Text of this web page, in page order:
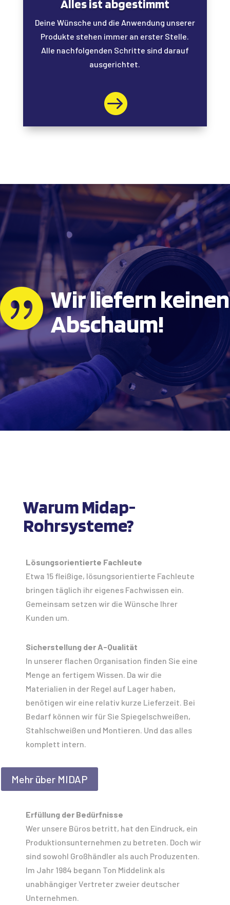
Alles ist abgestimmt
Deine Wünsche und die Anwendung unserer
Produkte stehen immer an erster Stelle.
Alle nachfolgenden Schritte sind darauf
ausgerichtet.

 Wir liefern keinen
Abschaum!
Warum Midap-
Rohrsysteme?
Lösungsorientierte Fachleute
Etwa 15 fleißige, lösungsorientierte Fachleute
bringen täglich ihr eigenes Fachwissen ein.
Gemeinsam setzen wir die Wünsche Ihrer
Kunden um.
Sicherstellung der A-Qualität
In unserer flachen Organisation finden Sie eine
Menge an fertigem Wissen. Da wir die
Materialien in der Regel auf Lager haben,
benötigen wir eine relativ kurze Lieferzeit. Bei
Bedarf können wir für Sie Spiegelschweißen,
Stahlschweißen und Montieren. Und das alles
komplett intern.
Mehr über MIDAP
Erfüllung der Bedürfnisse
Wer unsere Büros betritt, hat den Eindruck, ein
Produktionsunternehmen zu betreten. Doch wir
sind sowohl Großhändler als auch Produzenten.
Im Jahr 1984 begann Ton Middelink als
unabhängiger Vertreter zweier deutscher
Unternehmen.